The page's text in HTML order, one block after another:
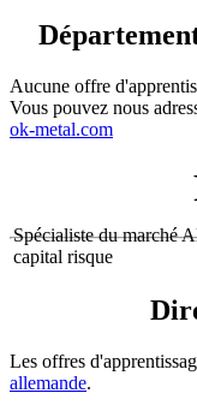
Aucune offre
Vous pouvez nous
ok-metal.com
Spécialiste du marché
capital risque
Les offres
allemande.